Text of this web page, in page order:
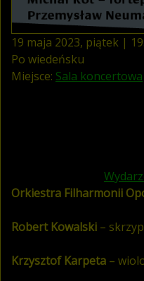
19 maja 2023, piątek | 19
Po wiedeńsku
Miejsce: Sala koncertowa
Orkiestra Filharmonii
Robert Kowalski –
Krzysztof Karpeta –